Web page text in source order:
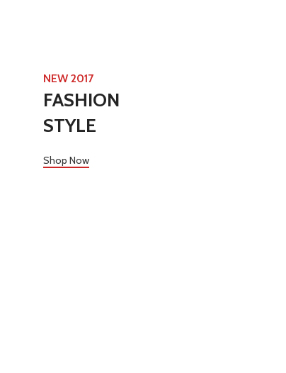
NEW 2017
FASHION
STYLE
Shop Now